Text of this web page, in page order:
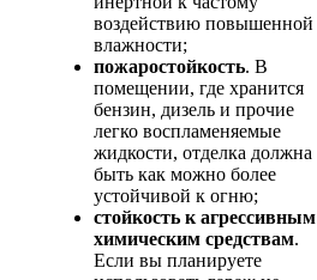
воздействию повышенной
влажности;
пожаростойкость. В
помещении, где хранится
бензин, дизель и прочие
легко воспламеняемые
жидкости, отделка должна
быть как можно более
устойчивой к огню;
стойкость к агрессивным
химическим средствам.
Если вы планируете